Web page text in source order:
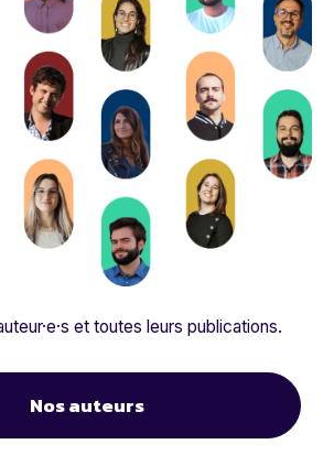
et toutes leurs publications.
Nos auteurs